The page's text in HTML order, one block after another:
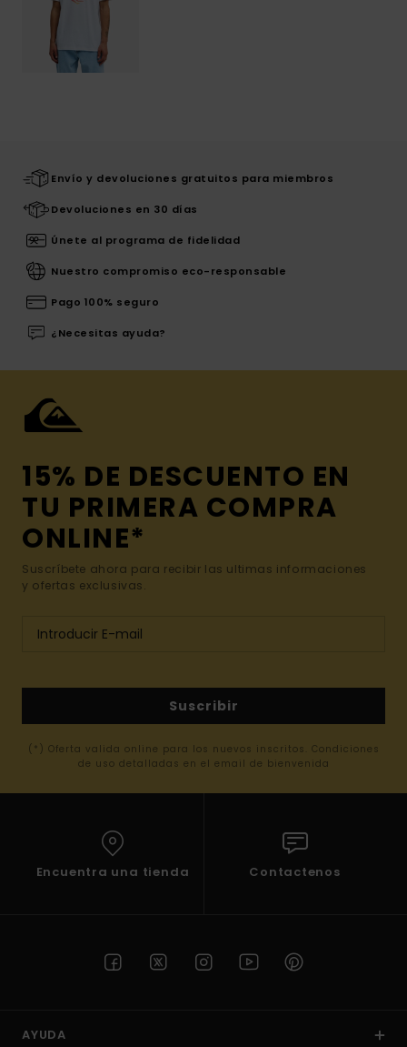
Envío y devoluciones gratuitos para miembros
Devoluciones en 30 días
Únete al programa de fidelidad
Nuestro compromiso eco-responsable
Pago 100% seguro
¿Necesitas ayuda?
15% DE DESCUENTO EN
TU PRIMERA COMPRA
ONLINE*
Suscríbete ahora para recibir las ultimas informaciones
y ofertas exclusivas.
Suscribir
(*) Oferta valida online para los nuevos inscritos. Condiciones
de uso detalladas en el email de bienvenida
Encuentra una tienda Contactenos
AYUDA